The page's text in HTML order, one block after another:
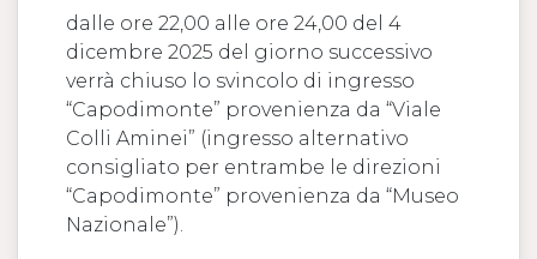
dalle ore 22,00 alle ore 24,00 del 4
dicembre 2025 del giorno successivo
verrà chiuso lo svincolo di ingresso
“Capodimonte” provenienza da “Viale
Colli Aminei” (ingresso alternativo
consigliato per entrambe le direzioni
“Capodimonte” provenienza da “Museo
Nazionale”).